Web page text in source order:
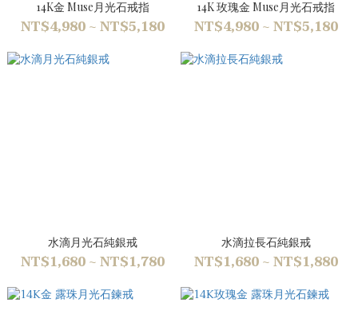
14K金 Muse月光石戒指
NT$4,980 ~ NT$5,180
14K 玫瑰金 Muse月光石戒指
NT$4,980 ~ NT$5,180
水滴月光石純銀戒
NT$1,680 ~ NT$1,780
水滴拉長石純銀戒
NT$1,680 ~ NT$1,880